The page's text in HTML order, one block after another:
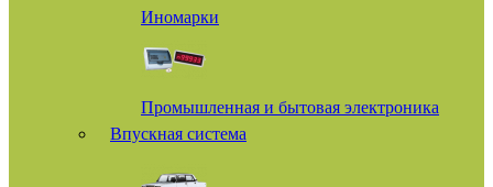
Иномарки
Промышленная и бытовая электроника
Впускная система